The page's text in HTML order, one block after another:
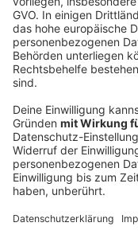
Verfassungsschutz
Abgeordneten
Auf die AfD hat der
Inzwischen steht in